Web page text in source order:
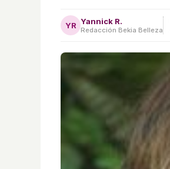
YR Yannick R.
Redacción Bekia Belleza